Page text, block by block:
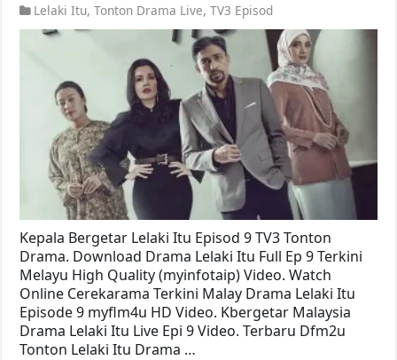
Lelaki Itu,Tonton Drama Live,TV3 Episod
Kepala Bergetar Lelaki Itu Episod 9 TV3 Tonton
Drama. Download Drama Lelaki Itu Full Ep 9 Terkini
Melayu High Quality (myinfotaip) Video. Watch
Online Cerekarama Terkini Malay Drama Lelaki Itu
Episode 9 myflm4u HD Video. Kbergetar Malaysia
Drama Lelaki Itu Live Epi 9 Video. Terbaru Dfm2u
Tonton Lelaki Itu Drama …